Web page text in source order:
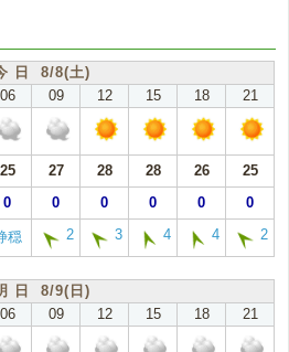
日 8/8(土)
06 09 12 15 18 21
25 27 28 28 26
25
0 0 0 0 0 0
穏 2 3 4 4 2
日 8/9(日)
06 09 12 15 18 21